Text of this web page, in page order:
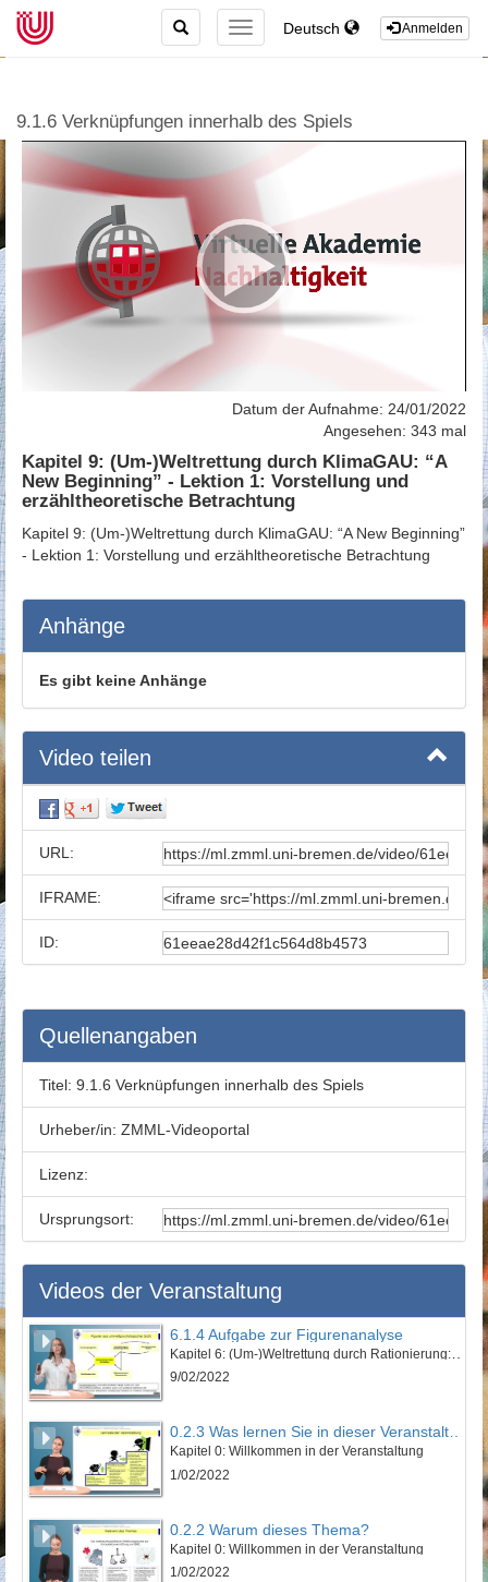
Anmelden
Deutsch
TOGGLE
NAVIGATION
TOGGLE
SEARCH
9.1.6 Verknüpfungen innerhalb des Spiels
Datum der Aufnahme: 24/01/2022
Angesehen: 343 mal
Kapitel 9: (Um-)Weltrettung durch KlimaGAU: “A
New Beginning” - Lektion 1: Vorstellung und
erzähltheoretische Betrachtung
Kapitel 9: (Um-)Weltrettung durch KlimaGAU: “A New Beginning”
- Lektion 1: Vorstellung und erzähltheoretische Betrachtung
Anhänge
Es gibt keine Anhänge
Video teilen
URL:
IFRAME:
ID:
Quellenangaben
Titel: 9.1.6 Verknüpfungen innerhalb des Spiels
Urheber/in: ZMML-Videoportal
Lizenz:
Ursprungsort:
Videos der Veranstaltung
6.1.4 Aufgabe zur Figurenanalyse
9/02/2022
0.2.3 Was lernen Sie in dieser Veranstaltung?
Kapitel 0: Willkommen in der Veranstaltung
1/02/2022
0.2.2 Warum dieses Thema?
Kapitel 0: Willkommen in der Veranstaltung
1/02/2022